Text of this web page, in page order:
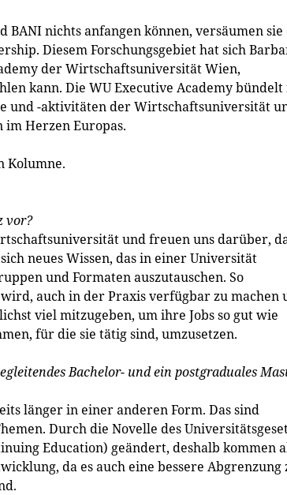
nichts anfangen können, versäumen sie
Diesem Forschungsgebiet hat sich
der Wirtschaftsuniversität Wien,
kann. Die WU Executive Academy bündelt
und -aktivitäten der Wirtschaftsuniversität
Herzen Europas.
Kolumne.
vor?
und freuen uns darüber,
neues Wissen, das in einer Universität
und Formaten auszutauschen. So
auch in der Praxis verfügbar zu machen
viel mitzugeben, um ihre Jobs so gut wie
für die sie tätig sind, umzusetzen.
Bachelor- und ein postgraduales
länger in einer anderen Form. Das sind
Durch die Novelle des
Education) geändert, deshalb kommen
da es auch eine bessere Abgrenzung